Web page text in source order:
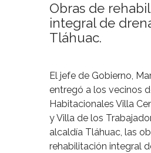
Obras de
integral de
Tláhuac.
El jefe de Gobierno,
entregó a los vecinos
Habitacionales Villa
y Villa de los
alcaldía Tláhuac, las
rehabilitación integral